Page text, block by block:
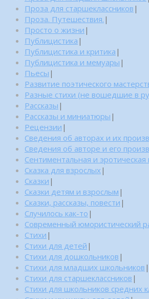
Проза для старшеклассников |
Проза. Путешествия. |
Просто о жизни |
Публицистика |
Публицистика и критика |
Публицистика и мемуары |
Пьесы |
Развитие поэтического
Разные стихи (не вошедшие в
Рассказы |
Рассказы и миниатюры |
Рецензии |
Сведения об авторах и их
Сведения об авторе и его
Сентиментальная и эротическая
Сказка для взрослых |
Сказки |
Сказки детям и взрослым |
Сказки, рассказы, повести |
Случилось как-то |
Современный юмористический
Стихи |
Стихи для детей |
Стихи для дошкольников |
Стихи для младших школьников |
Стихи для старшеклассников |
Стихи для школьников средних